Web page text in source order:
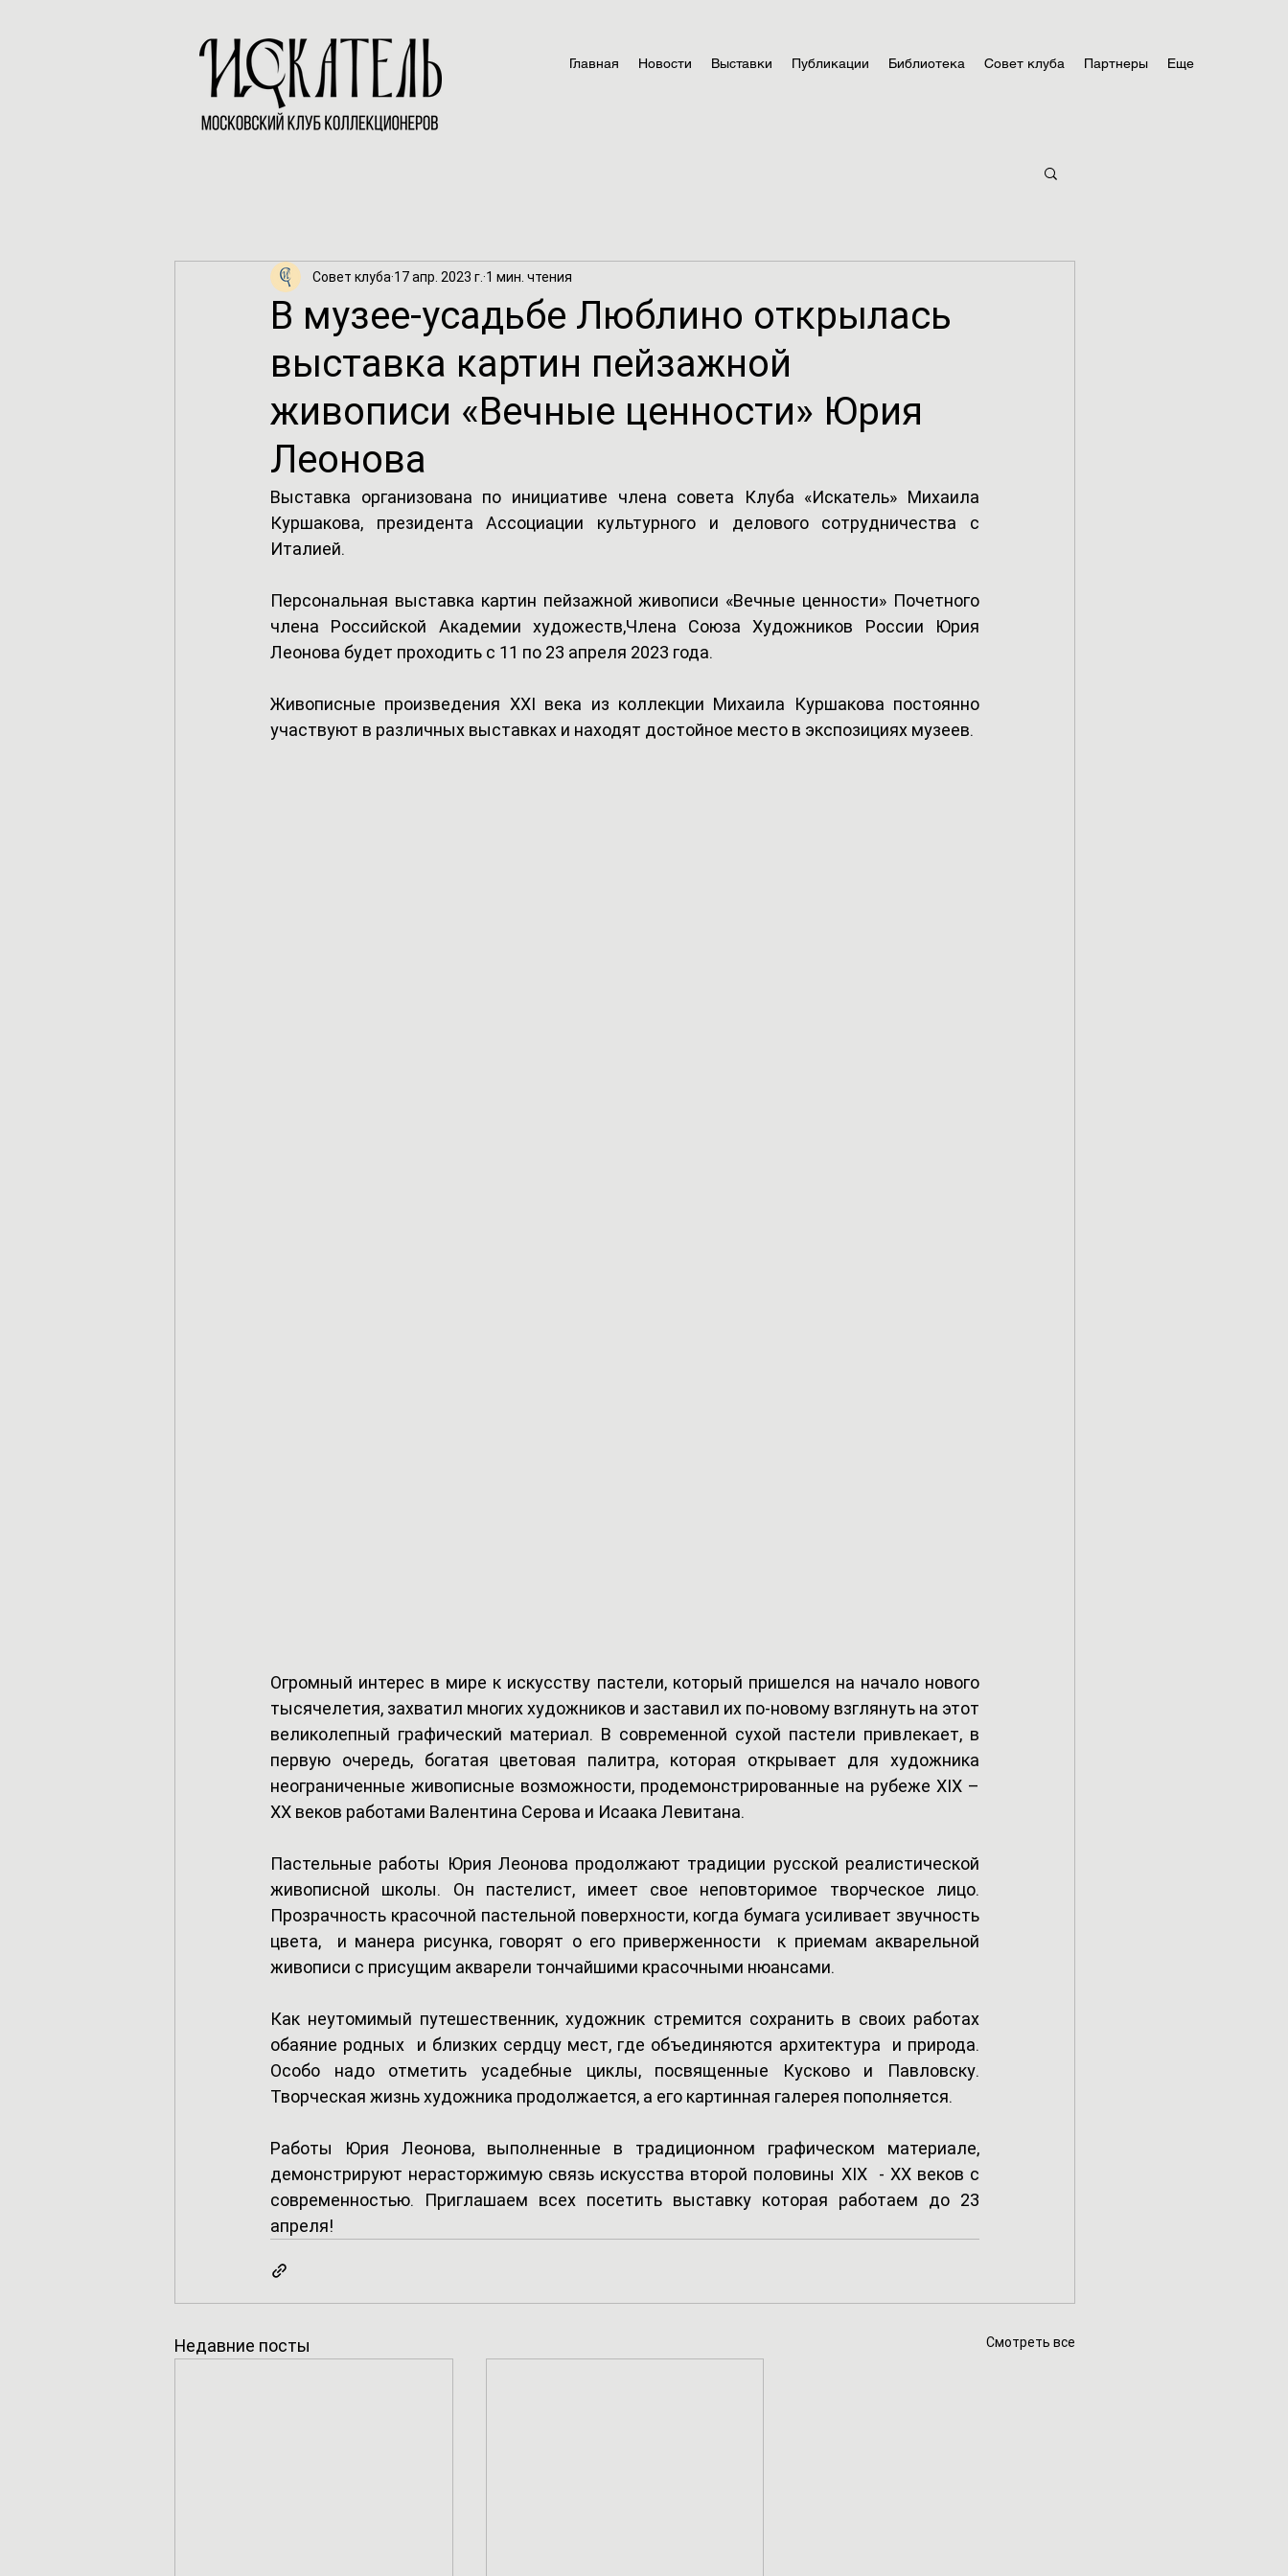
Главная Новости Выставки Публикации Библиотека Совет клуба Партнеры Еще
В музее-усадьбе Люблино открылась
выставка картин пейзажной
живописи «Вечные ценности» Юрия
Леонова
Совет клуба 17 апр. 2023 г. 1 мин. чтения
Выставка организована по инициативе члена совета Клуба «Искатель» Михаила
Куршакова, президента Ассоциации культурного и делового сотрудничества с
Италией.
Персональная выставка картин пейзажной живописи «Вечные ценности» Почетного
члена Российской Академии художеств,Члена Союза Художников России Юрия
Леонова будет проходить с 11 по 23 апреля 2023 года.
Живописные произведения XXI века из коллекции Михаила Куршакова постоянно
участвуют в различных выставках и находят достойное место в экспозициях музеев.
Огромный интерес в мире к искусству пастели, который пришелся на начало нового
тысячелетия, захватил многих художников и заставил их по-новому взглянуть на этот
великолепный графический материал. В современной сухой пастели привлекает, в
первую очередь, богатая цветовая палитра, которая открывает для художника
неограниченные живописные возможности, продемонстрированные на рубеже XIX –
ХХ веков работами Валентина Серова и Исаака Левитана.
Пастельные работы Юрия Леонова продолжают традиции русской реалистической
живописной школы. Он пастелист, имеет свое неповторимое творческое лицо.
Прозрачность красочной пастельной поверхности, когда бумага усиливает звучность
цвета,  и манера рисунка, говорят о его приверженности  к приемам акварельной
живописи с присущим акварели тончайшими красочными нюансами.
Как неутомимый путешественник, художник стремится сохранить в своих работах
обаяние родных  и близких сердцу мест, где объединяются архитектура  и природа.
Особо надо отметить усадебные циклы, посвященные Кусково и Павловску.
Творческая жизнь художника продолжается, а его картинная галерея пополняется.
Работы Юрия Леонова, выполненные в традиционном графическом материале,
демонстрируют нерасторжимую связь искусства второй половины XIX  - ХХ веков с
современностью. Приглашаем всех посетить выставку которая работаем до 23
апреля!
Недавние посты Смотреть все